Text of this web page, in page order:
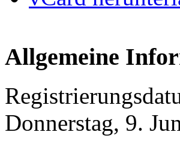
Allgemeine
Donnerstag, 9.